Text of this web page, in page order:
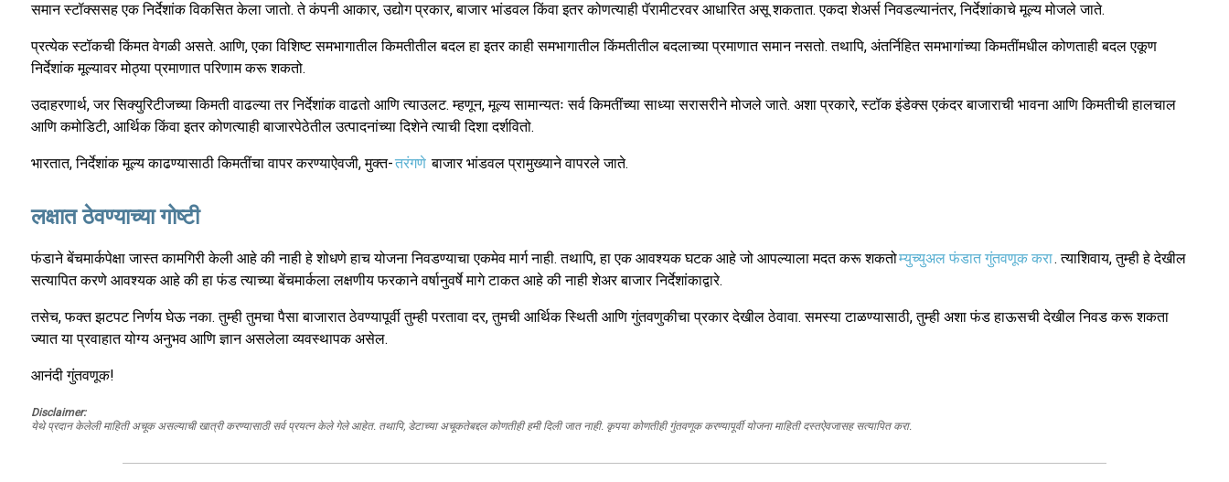
समान स्टॉक्ससह एक निर्देशांक विकसित केला जातो. ते कंपनी आकार, उद्योग प्रकार, बाजार भांडवल किंवा इतर कोणत्याही पॅरामीटरवर आधारित असू शकतात. एकदा शेअर्स निवडल्यानंतर, निर्देशांकाचे मूल्य मोजले जाते.
प्रत्येक स्टॉकची किंमत वेगळी असते. आणि, एका विशिष्‍ट समभागातील किमतीतील बदल हा इतर काही समभागातील किंमतीतील बदलाच्‍या प्रमाणात समान नसतो. तथापि, अंतर्निहित समभागांच्या किमतींमधील कोणताही बदल एकूण
निर्देशांक मूल्यावर मोठ्या प्रमाणात परिणाम करू शकतो.
उदाहरणार्थ, जर सिक्युरिटीजच्या किमती वाढल्या तर निर्देशांक वाढतो आणि त्याउलट. म्हणून, मूल्य सामान्यतः सर्व किमतींच्या साध्या सरासरीने मोजले जाते. अशा प्रकारे, स्टॉक इंडेक्स एकंदर बाजाराची भावना आणि किमतीची हालचाल
आणि कमोडिटी, आर्थिक किंवा इतर कोणत्याही बाजारपेठेतील उत्पादनांच्या दिशेने त्याची दिशा दर्शवितो.
भारतात, निर्देशांक मूल्य काढण्यासाठी किमतींचा वापर करण्याऐवजी, मुक्त-तरंगणे बाजार भांडवल प्रामुख्याने वापरले जाते.
लक्षात ठेवण्याच्या गोष्टी
फंडाने बेंचमार्कपेक्षा जास्त कामगिरी केली आहे की नाही हे शोधणे हाच योजना निवडण्याचा एकमेव मार्ग नाही. तथापि, हा एक आवश्यक घटक आहे जो आपल्याला मदत करू शकतोम्युच्युअल फंडात गुंतवणूक करा. त्याशिवाय, तुम्ही हे देखील
सत्यापित करणे आवश्यक आहे की हा फंड त्याच्या बेंचमार्कला लक्षणीय फरकाने वर्षानुवर्षे मागे टाकत आहे की नाही शेअर बाजार निर्देशांकाद्वारे.
तसेच, फक्त झटपट निर्णय घेऊ नका. तुम्ही तुमचा पैसा बाजारात ठेवण्यापूर्वी तुम्ही परतावा दर, तुमची आर्थिक स्थिती आणि गुंतवणुकीचा प्रकार देखील ठेवावा. समस्या टाळण्यासाठी, तुम्ही अशा फंड हाऊसची देखील निवड करू शकता
ज्यात या प्रवाहात योग्य अनुभव आणि ज्ञान असलेला व्यवस्थापक असेल.
आनंदी गुंतवणूक!
Disclaimer:
येथे प्रदान केलेली माहिती अचूक असल्याची खात्री करण्यासाठी सर्व प्रयत्न केले गेले आहेत. तथापि, डेटाच्या अचूकतेबद्दल कोणतीही हमी दिली जात नाही. कृपया कोणतीही गुंतवणूक करण्यापूर्वी योजना माहिती दस्तऐवजासह सत्यापित करा.